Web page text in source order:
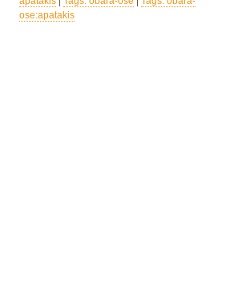
ose:apatakis